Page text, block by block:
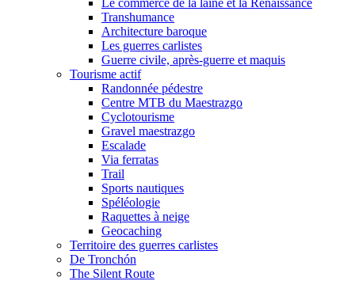
Le commerce de la laine et la Renaissance
Transhumance
Architecture baroque
Les guerres carlistes
Guerre civile, après-guerre et maquis
Tourisme actif
Randonnée pédestre
Centre MTB du Maestrazgo
Cyclotourisme
Gravel maestrazgo
Escalade
Via ferratas
Trail
Sports nautiques
Spéléologie
Raquettes à neige
Geocaching
Territoire des guerres carlistes
De Tronchón
The Silent Route